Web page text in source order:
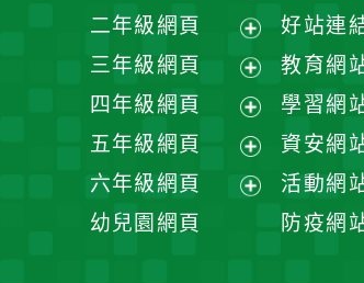
展
開
選
單
二年級網頁
展
選
單
三年級網頁
展
選
單
四年級網頁
展
選
五年級網頁
展
開
六年級網頁
幼兒園網頁
好站連
教育網
學習網
資安網
活動網
防疫網